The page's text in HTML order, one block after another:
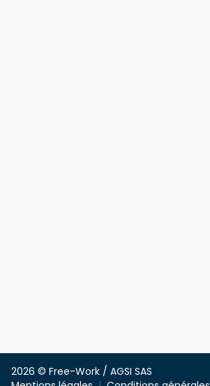
2026 © Free-Work / AGSI SAS